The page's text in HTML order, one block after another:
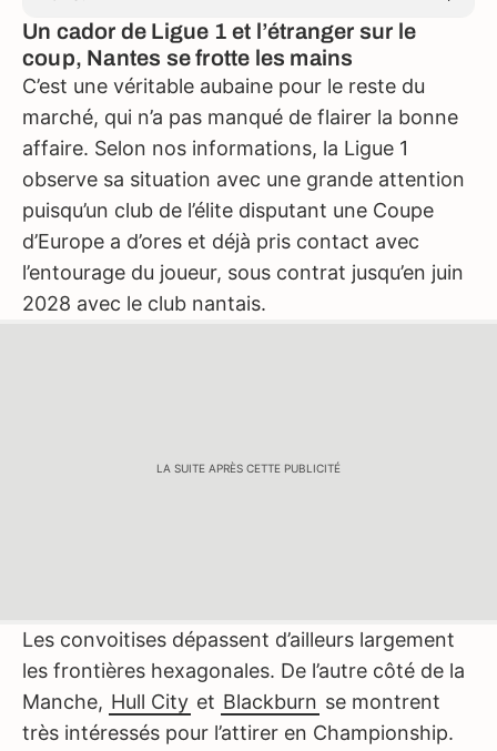
Un cador de Ligue 1 et l’étranger sur le
coup, Nantes se frotte les mains
C’est une véritable aubaine pour le reste du
marché, qui n’a pas manqué de flairer la bonne
affaire. Selon nos informations, la Ligue 1
observe sa situation avec une grande attention
puisqu’un club de l’élite disputant une Coupe
d’Europe a d’ores et déjà pris contact avec
l’entourage du joueur, sous contrat jusqu’en juin
2028 avec le club nantais.
LA SUITE APRÈS CETTE PUBLICITÉ
Les convoitises dépassent d’ailleurs largement
les frontières hexagonales. De l’autre côté de la
Manche, Hull City et Blackburn se montrent
très intéressés pour l’attirer en Championship.